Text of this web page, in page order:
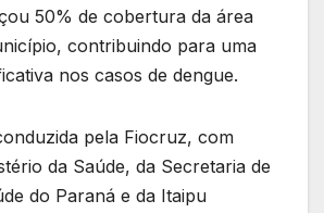
50% de cobertura da área
contribuindo para uma
nos casos de dengue.
pela Fiocruz, com
da Saúde, da Secretaria de
do Paraná e da Itaipu